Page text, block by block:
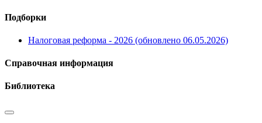
Подборки
Налоговая реформа - 2026 (обновлено 06.05.2026)
Справочная информация
Библиотека